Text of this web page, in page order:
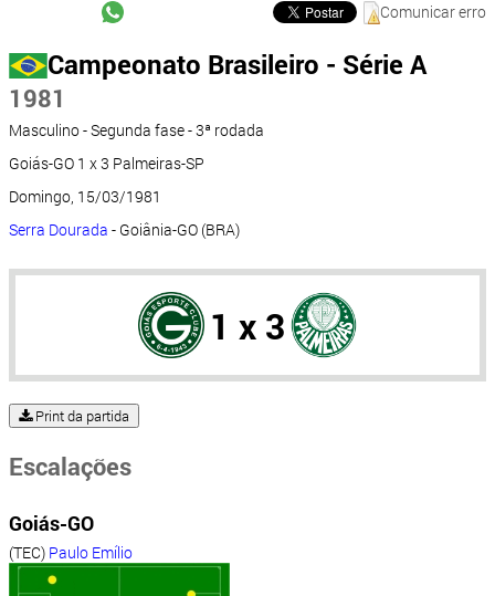
Comunicar erro
Campeonato Brasileiro - Série A
1981
Masculino - Segunda fase - 3ª rodada
Goiás-GO 1 x 3 Palmeiras-SP
Domingo, 15/03/1981
Serra Dourada - Goiânia-GO (BRA)
1 x 3
Print da partida
Escalações
Goiás-GO
(TEC) Paulo Emílio